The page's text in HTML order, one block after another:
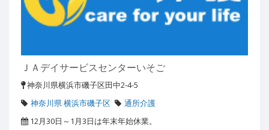
ＪＡデイサービスセンターいそご
神奈川県横浜市磯子区田中2-4-5
神奈川県 横浜市磯子区
通所介護
12月30日～1月3日は年末年始休業。